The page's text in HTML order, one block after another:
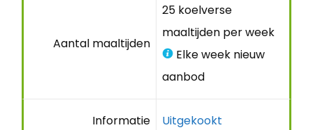
Aantal maaltijden
25 koelverse
maaltijden per week
Elke week nieuw
aanbod
Informatie Uitgekookt